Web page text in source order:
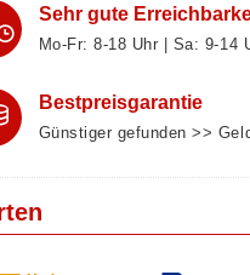
Sehr gute
Mo-Fr: 8‑18 Uhr | Sa: 9‑14
Bestpreisgarantie
Günstiger gefunden >>